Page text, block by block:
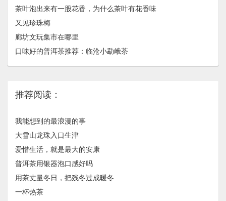
茶叶泡出来有一股花香，为什么茶叶有花香味
又见珍珠梅
廊坊文玩集市在哪里
口味好的普洱茶推荐：临沧小勐峨茶
推荐阅读：
我能想到的最浪漫的事
大雪山龙珠入口生津
爱惜生活，就是最大的安康
普洱茶用银器泡口感好吗
用茶丈量冬日，把残冬过成暖冬
一杯热茶